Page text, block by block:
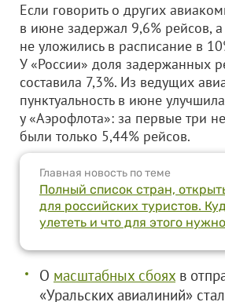
Если говорить о других
в июне задержал 9,6% рейсов,
не уложились в расписание в
У «России» доля задержанных
составила 7,3%. Из ведущих
пунктуальность в июне
у «Аэрофлота»: за первые три
были только 5,44% рейсов.
Главная новость по теме
Полный список стран,
для российских туристов.
улететь и что для этого нужно
О масштабных сбоях в
«Уральских авиалиний»